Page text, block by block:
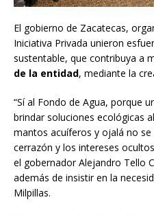
El gobierno de Zacatecas,
Iniciativa Privada unieron
sustentable, que contribuya a
de la entidad, mediante la
“Sí al Fondo de Agua, porque
brindar soluciones ecológicas
mantos acuíferos y ojalá no
cerrazón y los intereses
el gobernador Alejandro Tello
además de insistir en la
Milpillas.